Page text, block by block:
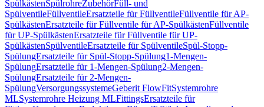
SpülkästenSpülrohreZubehörFüll- und
SpülventileFüllventileErsatzteile für FüllventileFüllventile für AP-
SpülkästenErsatzteile für Füllventile für AP-SpülkästenFüllventile
für UP-SpülkästenErsatzteile für Füllventile für UP-
SpülkästenSpülventileErsatzteile für SpülventileSpül-Stopp-
SpülungErsatzteile für Spül-Stopp-Spülung1-Mengen-
SpülungErsatzteile für 1-Mengen-Spülung2-Mengen-
SpülungErsatzteile für 2-Mengen-
SpülungVersorgungssystemeGeberit FlowFitSystemrohre
MLSystemrohre Heizung MLFittingsErsatzteile für